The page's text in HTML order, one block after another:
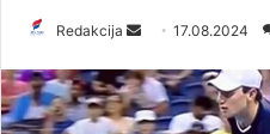
Redakcija
n
d
17.08.2024